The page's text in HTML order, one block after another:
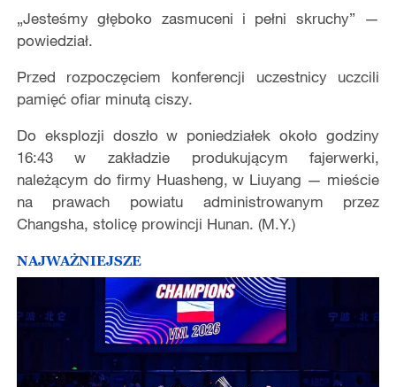
„Jesteśmy głęboko zasmuceni i pełni skruchy” —
powiedział.
Przed rozpoczęciem konferencji uczestnicy uczcili
pamięć ofiar minutą ciszy.
Do eksplozji doszło w poniedziałek około godziny
16:43 w zakładzie produkującym fajerwerki,
należącym do firmy Huasheng, w Liuyang — mieście
na prawach powiatu administrowanym przez
Changsha, stolicę prowincji Hunan. (M.Y.)
NAJWAŻNIEJSZE